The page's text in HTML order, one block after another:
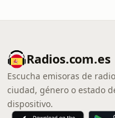
Radios.com.es
Escucha emisoras de
ciudad, género o estado
dispositivo.